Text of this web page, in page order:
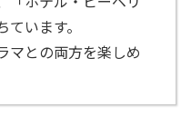
います。
マとの両方を楽しめ